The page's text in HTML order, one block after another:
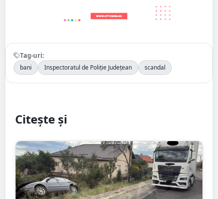
Tag-uri:
bani Inspectoratul de Poliție Județean scandal
Citește și